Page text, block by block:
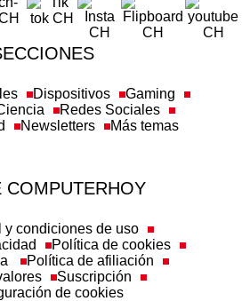
SECCIONES
Redes Sociales
Newsletters Más temas
Política de cookies
Política de afiliación
Suscripción
de cookies